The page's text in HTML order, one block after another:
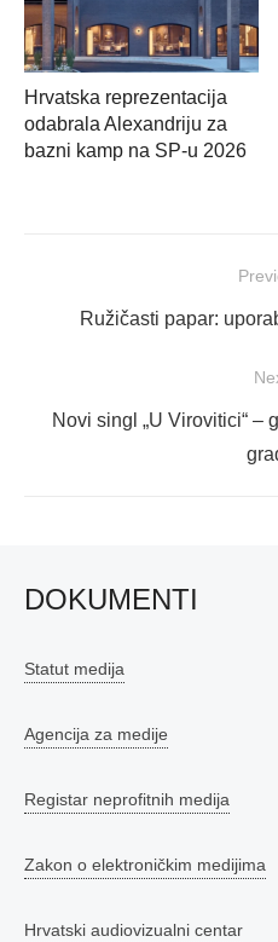
Hrvatska reprezentacija
odabrala Alexandriju za
bazni kamp na SP-u 2026
objavaPrevious
Ružičasti papar:
Next
Novi singl „U Virovitici“ –
DOKUMENTI
Statut medija
Agencija za medije
Registar neprofitnih medija
Zakon o elektroničkim medijima
Hrvatski audiovizualni centar